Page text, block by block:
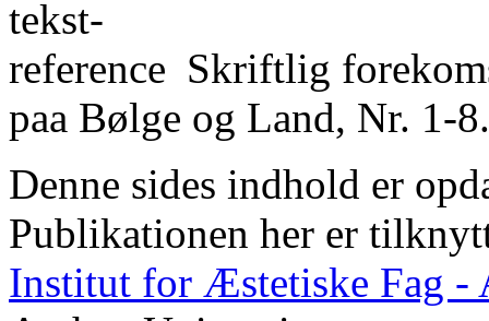
Skriftlig
paa Bølge og Land, Nr. 1-
Denne sides indhold er
Publikationen her er
Institut for Æstetiske Fag -